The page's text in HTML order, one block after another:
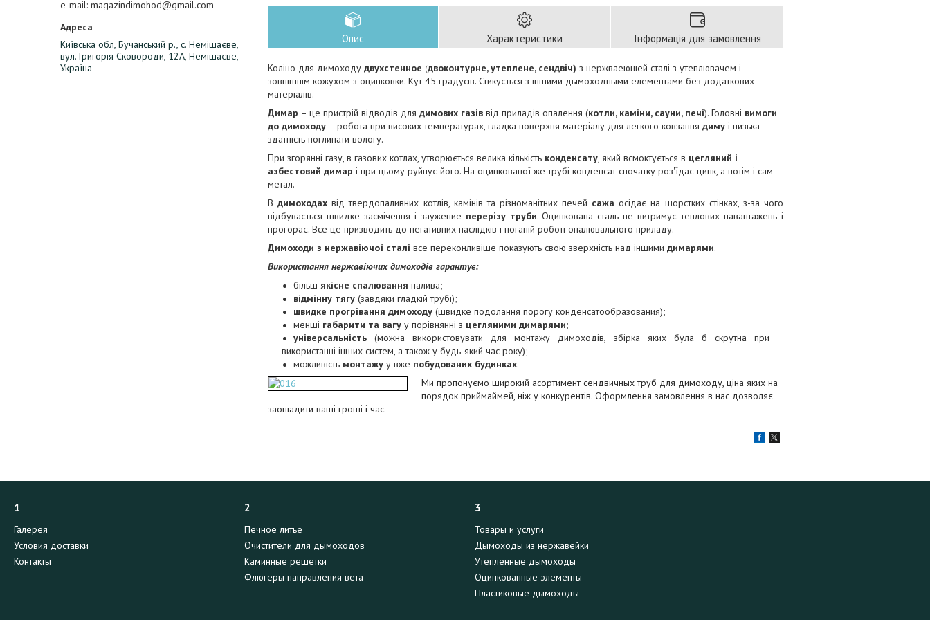
e-mail magazindimohod@gmail.com
Київська обл, Бучанський р., с. Немішаєве,
вул. Григорія Сковороди, 12А, Немішаєве,
Україна
Опис Характеристики Інформація для замовлення
Коліно для димоходу двухстенное (двоконтурне, утеплене, сендвіч) з нержваеющей сталі з утеплювачем і
зовнішнім кожухом з оцинковки. Кут 45 градусів. Стикується з іншими дымоходными елементами без додаткових
матеріалів.
Димар – це пристрій відводів для димових газів від приладів опалення (котли, каміни, сауни, печі). Головні вимоги
до димоходу – робота при високих температурах, гладка поверхня матеріалу для легкого ковзання диму і низька
здатність поглинати вологу.
При згорянні газу, в газових котлах, утворюється велика кількість конденсату , який всмоктується в цегляний і
азбестовий димар і при цьому руйнує його. На оцинкованої же трубі конденсат спочатку роз'їдає цинк, а потім і сам
метал.
Вдимоходах від твердопаливних котлів, камінів та різноманітних печей сажа осідає на шорстких стінках, з-за чого
відбувається швидке засмічення і заужение перерізу труби. Оцинкована сталь не витримує теплових навантажень і
прогорає. Все це призводить до негативних наслідків і поганій роботі опалювального приладу.
Димоходи з нержавіючої сталі все переконливіше показують свою зверхність над іншими димарями.
Використання нержавіючих димоходів гарантує:
більш якісне спалювання палива;
відмінну тягу (завдяки гладкій трубі);
швидке прогрівання димоходу (швидке подолання порогу конденсатообразования);
менші габарити та вагу у порівнянні з цегляними димарями;
універсальність (можна використовувати для монтажу димоходів, збірка яких була б скрутна при
використанні інших систем, а також у будь-який час року);
можливість монтажу у вже побудованих будинках.
Ми пропонуємо широкий асортимент сендвичных труб для димоходу, ціна яких на
порядок приймаймей, ніж у конкурентів. Оформлення замовлення в нас дозволяє
заощадити ваші гроші і час.
1
Галерея
Условия доставки
Контакты
2
Печное литье
Очистители для дымоходов
Каминные решетки
Флюгеры направления вета
3
Товары и услуги
Дымоходы из нержавейки
Утепленные дымоходы
Оцинкованные элементы
Пластиковые дымоходы